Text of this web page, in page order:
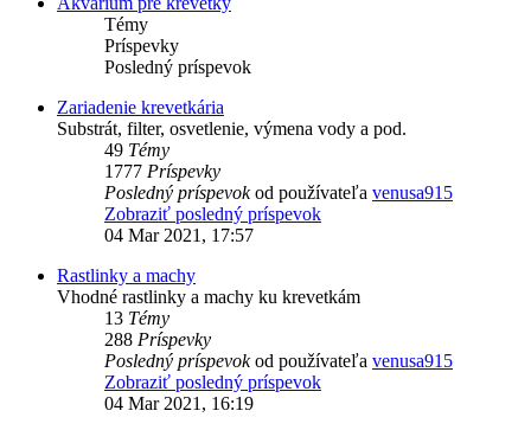
Témy
Príspevky
Posledný príspevok
Zariadenie krevetkária
Substrát, filter, osvetlenie, výmena vody a pod.
49 Témy
1777 Príspevky
Posledný príspevokod používateľa venusa915
Zobraziť posledný príspevok
04 Mar 2021, 17:57
Rastlinky a machy
Vhodné rastlinky a machy ku krevetkám
13 Témy
288 Príspevky
Posledný príspevokod používateľa venusa915
Zobraziť posledný príspevok
04 Mar 2021, 16:19